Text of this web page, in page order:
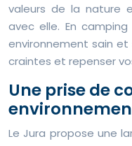
valeurs de la nature
avec elle. En
environnement sain et
craintes et repenser
Une prise de
Le Jura propose une